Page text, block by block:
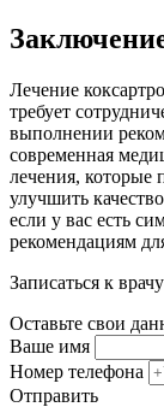
Лечение
требует
выполнении
современная
лечения, которые
улучшить
если у вас есть
рекомендациям
Записаться к
Оставьте свои
Ваше имя
Номер телефона
Отправить